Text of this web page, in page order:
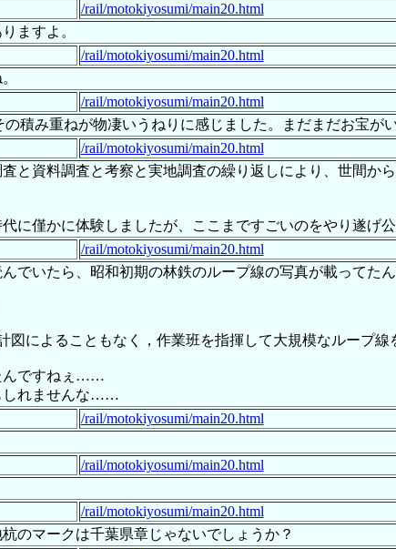
/rail/motokiyosumi/main20.html
ますよ。
/rail/motokiyosumi/main20.html
/rail/motokiyosumi/main20.html
積み重ねが物凄いうねりに感じました。まだまだお宝が
/rail/motokiyosumi/main20.html
と資料調査と考察と実地調査の繰り返しにより、世間か
に僅かに体験しましたが、ここまですごいのをやり遂げ公
/rail/motokiyosumi/main20.html
んでいたら、昭和初期の林鉄のループ線の写真が載って
によることもなく，作業班を指揮して大規模なループ線
んですねぇ……
しれませんな……
/rail/motokiyosumi/main20.html
/rail/motokiyosumi/main20.html
/rail/motokiyosumi/main20.html
のマークは千葉県章じゃないでしょうか？